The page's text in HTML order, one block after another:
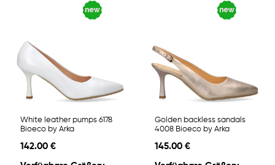
White leather pumps 6178
Bioeco by Arka
142.00 €
Golden backless sandals
4008 Bioeco by Arka
145.00 €